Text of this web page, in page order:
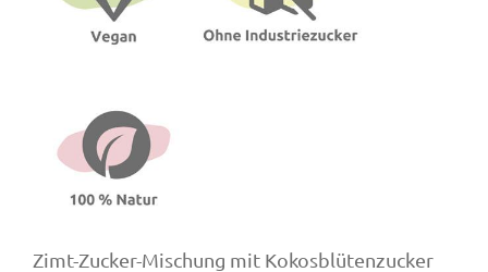
Zimt-Zucker-Mischung mit Kokosblütenzucker